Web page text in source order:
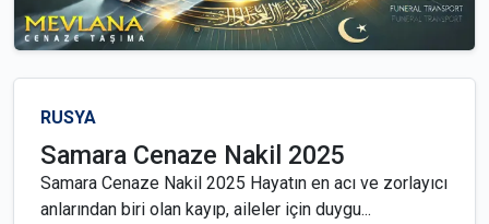
RUSYA
Samara Cenaze Nakil 2025
Samara Cenaze Nakil 2025 Hayatın en acı ve zorlayıcı
anlarından biri olan kayıp, aileler için duygu...